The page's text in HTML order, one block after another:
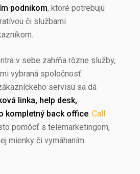
podnikom, ktoré potrebujú
či službami
v sebe zahŕňa rôzne služby,
vybraná spoločnosť
servisu sa dá
linka, help desk,
kompletný back office. Call
pomôcť s telemarketingom,
mienky či vymáhaním